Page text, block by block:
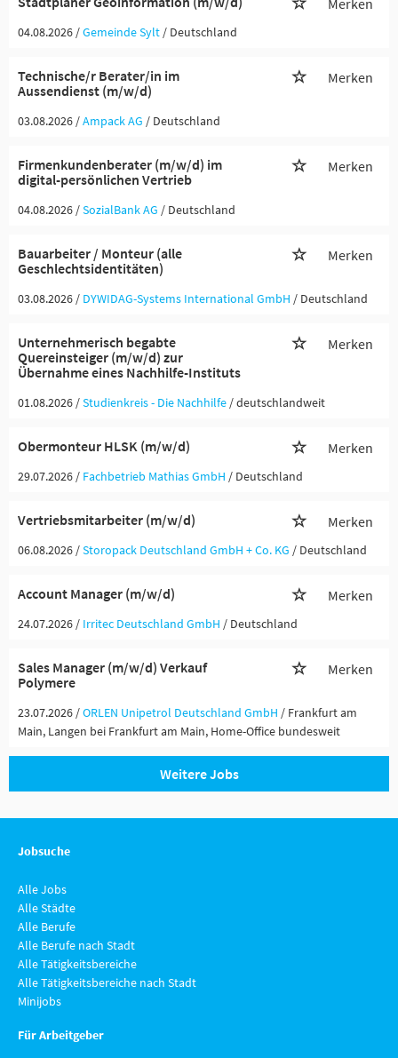
Merken
04.08.2026 /Gemeinde Sylt / Deutschland
Technische/r Berater/in im
Aussendienst (m/w/d)
Merken
03.08.2026 /Ampack AG / Deutschland
Firmenkundenberater (m/w/d) im
digital-persönlichen Vertrieb
Merken
04.08.2026 /SozialBank AG / Deutschland
Bauarbeiter / Monteur (alle
Geschlechtsidentitäten)
Merken
03.08.2026 / DYWIDAG-Systems International GmbH / Deutschland
Unternehmerisch begabte
Quereinsteiger (m/w/d) zur
Übernahme eines Nachhilfe-Instituts
Merken
01.08.2026 /Studienkreis - Die Nachhilfe / deutschlandweit
Obermonteur HLSK (m/w/d) Merken
29.07.2026 / Fachbetrieb Mathias GmbH / Deutschland
Vertriebsmitarbeiter (m/w/d) Merken
06.08.2026 /Storopack Deutschland GmbH + Co. KG / Deutschland
Account Manager (m/w/d) Merken
24.07.2026 / Irritec Deutschland GmbH / Deutschland
Sales Manager (m/w/d) Verkauf
Polymere
Merken
23.07.2026 /ORLEN Unipetrol Deutschland GmbH / Frankfurt am
Main, Langen bei Frankfurt am Main, Home-Office bundesweit
Weitere Jobs
Jobsuche
Alle Jobs
Alle Städte
Alle Berufe
Alle Berufe nach Stadt
Alle Tätigkeitsbereiche
Alle Tätigkeitsbereiche nach Stadt
Minijobs
Für Arbeitgeber